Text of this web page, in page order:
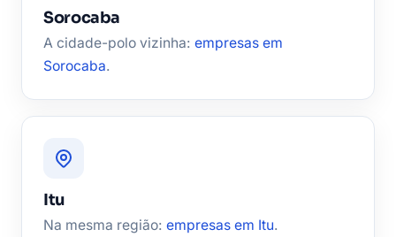
Sorocaba
A cidade-polo vizinha: empresas em
Sorocaba.
Itu
Na mesma região: empresas em Itu.